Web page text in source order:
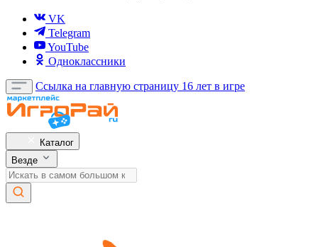
VK
Telegram
YouTube
Одноклассники
Ссылка на главную страницу 16 лет в игре
Каталог
Везде